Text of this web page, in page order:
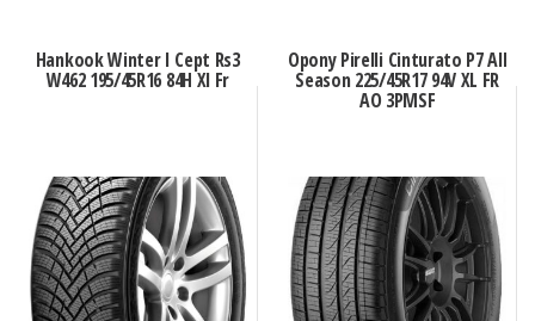
Hankook Winter I Cept Rs3
W462 195/45R16 84H Xl Fr
Opony Pirelli Cinturato P7 All
Season 225/45R17 94V XL FR
AO 3PMSF